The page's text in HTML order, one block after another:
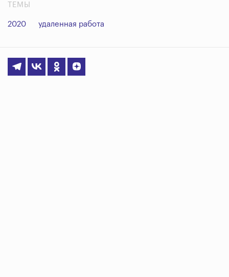
ТЕМЫ
2020 удаленная работа